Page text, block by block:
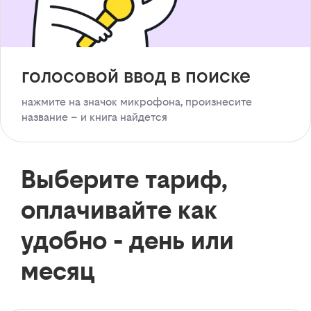
голосовой ввод в поиске
нажмите на значок микрофона, произнесите
название – и книга найдется
Выберите тариф,
оплачивайте как
удобно - день или
месяц